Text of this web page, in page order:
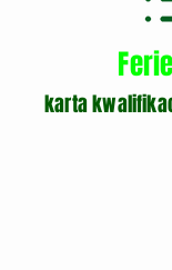
karta